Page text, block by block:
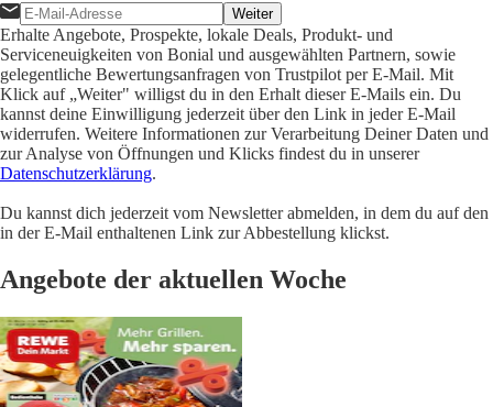
Weiter
Erhalte Angebote, Prospekte, lokale Deals, Produkt- und
Serviceneuigkeiten von Bonial und ausgewählten Partnern, sowie
gelegentliche Bewertungsanfragen von Trustpilot per E-Mail. Mit
Klick auf „Weiter" willigst du in den Erhalt dieser E-Mails ein. Du
kannst deine Einwilligung jederzeit über den Link in jeder E-Mail
widerrufen. Weitere Informationen zur Verarbeitung Deiner Daten und
zur Analyse von Öffnungen und Klicks findest du in unserer
Datenschutzerklärung.
Du kannst dich jederzeit vom Newsletter abmelden, in dem du auf den
in der E-Mail enthaltenen Link zur Abbestellung klickst.
Angebote der aktuellen Woche